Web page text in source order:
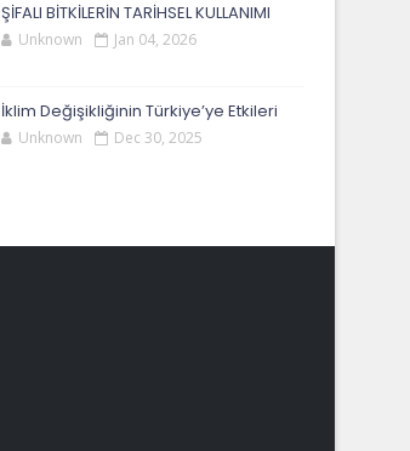
ŞİFALI BİTKİLERİN TARİHSEL KULLANIMI
Unknown Jan 04, 2026
İklim Değişikliğinin Türkiye’ye Etkileri
Unknown Dec 30, 2025